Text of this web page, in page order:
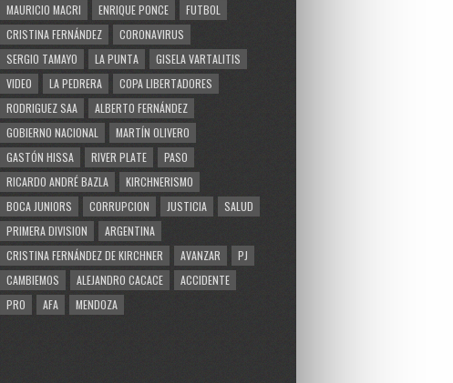
MAURICIO MACRI
ENRIQUE PONCE
FUTBOL
CRISTINA FERNÁNDEZ
CORONAVIRUS
SERGIO TAMAYO
LA PUNTA
GISELA VARTALITIS
VIDEO
LA PEDRERA
COPA LIBERTADORES
RODRIGUEZ SAA
ALBERTO FERNÁNDEZ
GOBIERNO NACIONAL
MARTÍN OLIVERO
GASTÓN HISSA
RIVER PLATE
PASO
RICARDO ANDRÉ BAZLA
KIRCHNERISMO
BOCA JUNIORS
CORRUPCION JUSTICIA
SALUD
PRIMERA DIVISION
ARGENTINA
CRISTINA FERNÁNDEZ DE KIRCHNER
AVANZAR
PJ
CAMBIEMOS
ALEJANDRO CACACE
ACCIDENTE
PRO
AFA MENDOZA